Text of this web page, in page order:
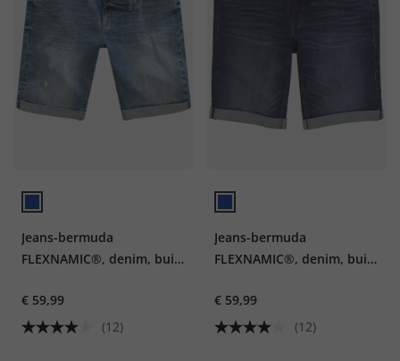
Jeans-bermuda
FLEXNAMIC®, denim, buik-
€ 59,99
(12)
Jeans-bermuda
FLEXNAMIC®, denim, buik-
€ 59,99
(12)